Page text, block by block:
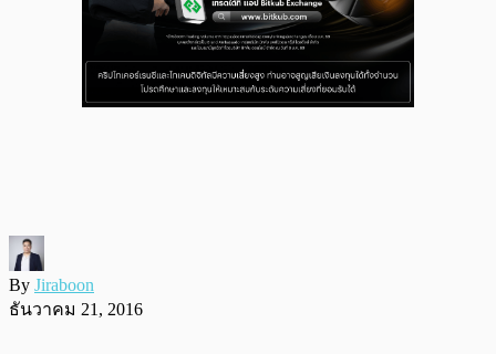
By Jiraboon
ธันวาคม 21, 2016